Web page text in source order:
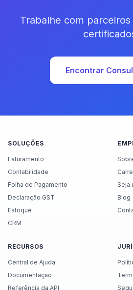
Trabalhe com
Encontrar
SOLUÇÕES
Faturamento
Contabilidade
Folha de Pagamento
Declaração GST
Estoque
CRM
Seja
Blog
RECURSOS
Central de Ajuda
Documentação
Referência da API